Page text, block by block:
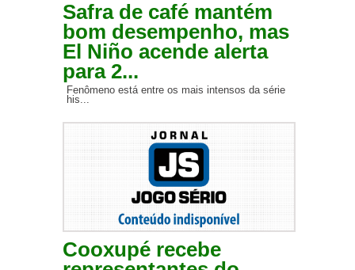
Safra de café mantém
bom desempenho, mas
El Niño acende alerta
para 2...
Fenômeno está entre os mais intensos da série
his...
Cooxupé recebe